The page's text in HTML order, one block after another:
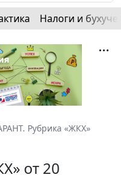
Налоги и
Рубрика «ЖКХ»
от 20